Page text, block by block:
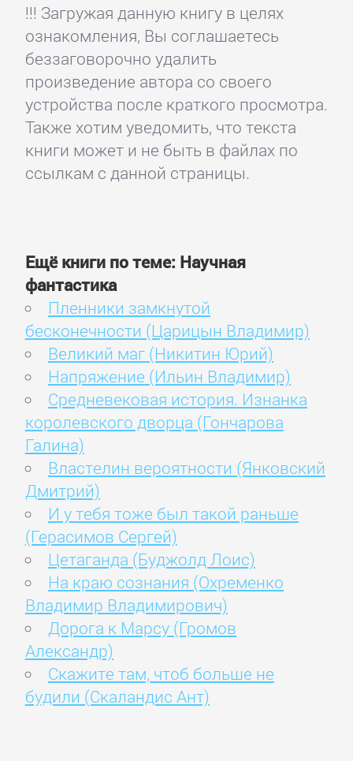
!!! Загружая данную книгу в целях
ознакомления, Вы соглашаетесь
беззаговорочно удалить
произведение автора со своего
устройства после краткого просмотра.
Также хотим уведомить, что текста
книги может и не быть в файлах по
ссылкам с данной страницы.
Ещё книги по теме: Научная
фантастика
Пленники замкнутой
бесконечности (Царицын Владимир)
Великий маг (Никитин Юрий)
Напряжение (Ильин Владимир)
Средневековая история. Изнанка
королевского дворца (Гончарова
Галина)
Властелин вероятности (Янковский
Дмитрий)
И у тебя тоже был такой раньше
(Герасимов Сергей)
Цетаганда (Буджолд Лоис)
На краю сознания (Охременко
Владимир Владимирович)
Дорога к Марсу (Громов
Александр)
Скажите там, чтоб больше не
будили (Скаландис Ант)